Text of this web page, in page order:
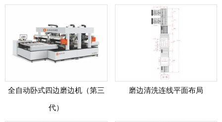
全自动卧式四边磨边机（第三
代）
磨边清洗连线平面布局